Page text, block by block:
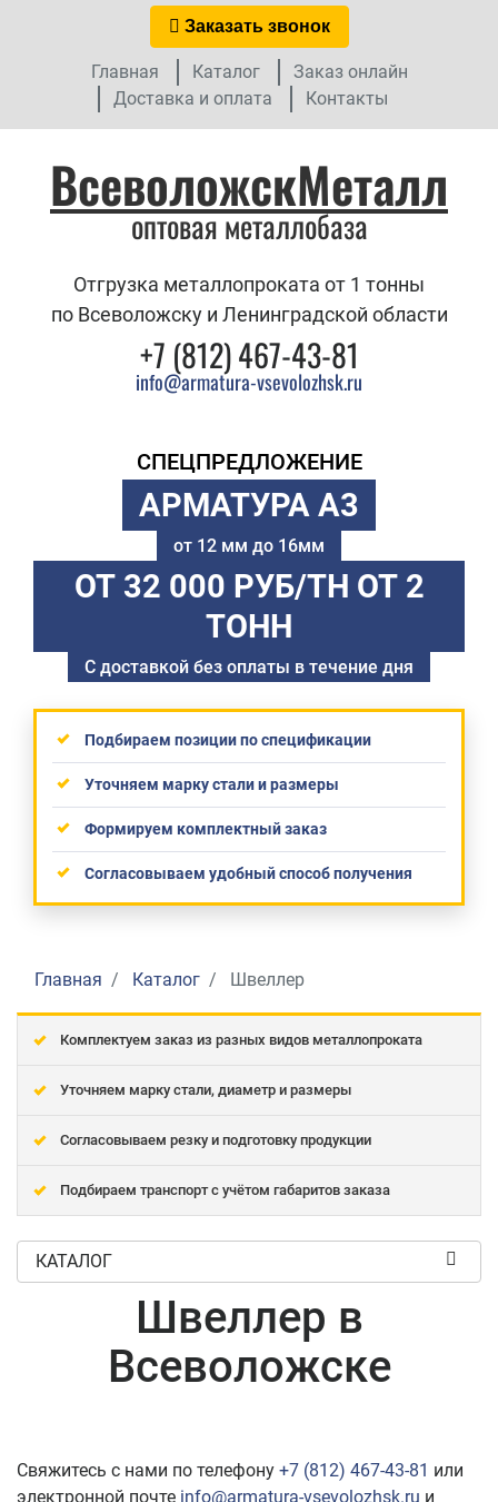
Заказать звонок
Главная Каталог
Заказ онлайн
Доставка и оплата
Контакты
ВсеволожскМеталл
оптовая металлобаза
Отгрузка металлопроката от 1 тонны
по Всеволожску и Ленинградской области
+7 (812) 467-43-81
info@armatura-vsevolozhsk.ru
СПЕЦПРЕДЛОЖЕНИЕ
АРМАТУРА А3
от 12 мм до 16мм
ОТ 32 000 РУБ/ТН ОТ 2
ТОНН
С доставкой без оплаты в течение дня
Подбираем позиции по спецификации
Уточняем марку стали и размеры
Формируем комплектный заказ
Согласовываем удобный способ получения
Главная Каталог Швеллер
Комплектуем заказ из разных видов металлопроката
Уточняем марку стали, диаметр и размеры
Согласовываем резку и подготовку продукции
Подбираем транспорт с учётом габаритов заказа
КАТАЛОГ
Швеллер в
Всеволожске
Свяжитесь с нами по телефону +7 (812) 467-43-81 или
электронной почте info@armatura-vsevolozhsk.ru и